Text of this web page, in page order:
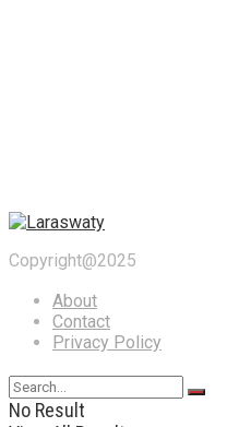
Copyright@2025
About
Contact
Privacy Policy
No Result